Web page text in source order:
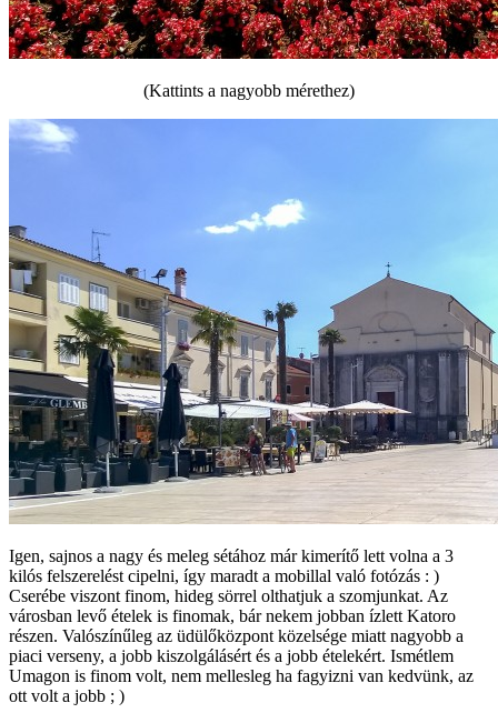
(Kattints a nagyobb mérethez)
Igen, sajnos a nagy és meleg sétához már kimerítő lett volna a 3
kilós felszerelést cipelni, így maradt a mobillal való fotózás : )
Cserébe viszont finom, hideg sörrel olthatjuk a szomjunkat. Az
városban levő ételek is finomak, bár nekem jobban ízlett Katoro
részen. Valószínűleg az üdülőközpont közelsége miatt nagyobb a
piaci verseny, a jobb kiszolgálásért és a jobb ételekért. Ismétlem
Umagon is finom volt, nem mellesleg ha fagyizni van kedvünk, az
ott volt a jobb ; )